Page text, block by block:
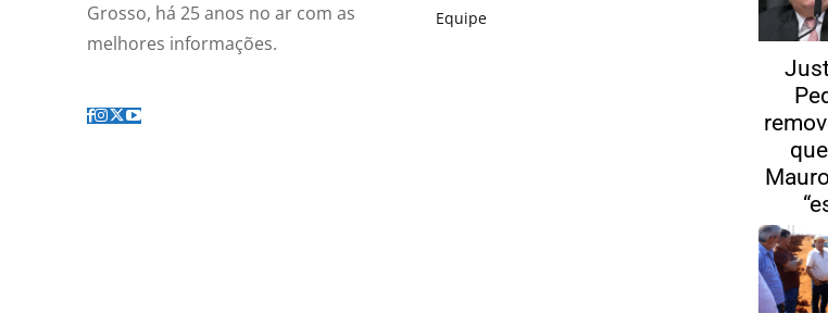
Grosso, há 25 anos no ar com as
melhores informações.
Equipe